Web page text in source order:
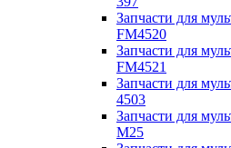
Запчасти для
FM4520
Запчасти для
FM4521
Запчасти для
4503
Запчасти для
M25